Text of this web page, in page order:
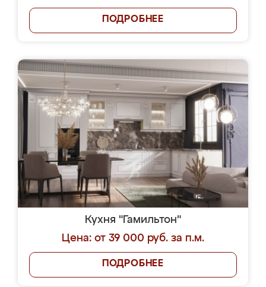
ПОДРОБНЕЕ
Кухня "Гамильтон"
Цена: от 39 000 руб. за п.м.
ПОДРОБНЕЕ